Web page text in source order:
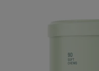
Uw
Vul